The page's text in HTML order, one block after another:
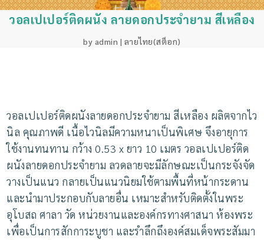
วอลเปเปอร์ติดผนัง ลายดอกประจำยาม สีเหลือง
by admin | ลายไทย(สต็อก)
วอลเปเปอร์ติดผนังลายดอกประจำยาม สีเหลือง ผลิตจากไว
นิล คุณภาพดี เนื้อไวนิลมีความหนาเป็นพิเศษ จึงอายุการ
ใช้งานทนทาน กว้าง 0.53 x ยาว 10 เมตร วอลเปเปอร์ติด
ผนังลายดอกประจำยาม ลวดลายจะมีลักษณะเป็นกระจังจัด
วางเป็นแนว กลายเป็นแนวนิยมใช้ตามพื้นที่หน้ากระดาน
และนำมาประกอบกับลายอื่น เหมาะสำหรับติดตั้งในพระ
อุโบสถ ศาลา วัด หน่วยงานและองค์กรทางศาสนา ห้องพระ
เพื่อเป็นการสักการะบูชา และรำลึกถึงองค์สมเด็จพระสัมมา